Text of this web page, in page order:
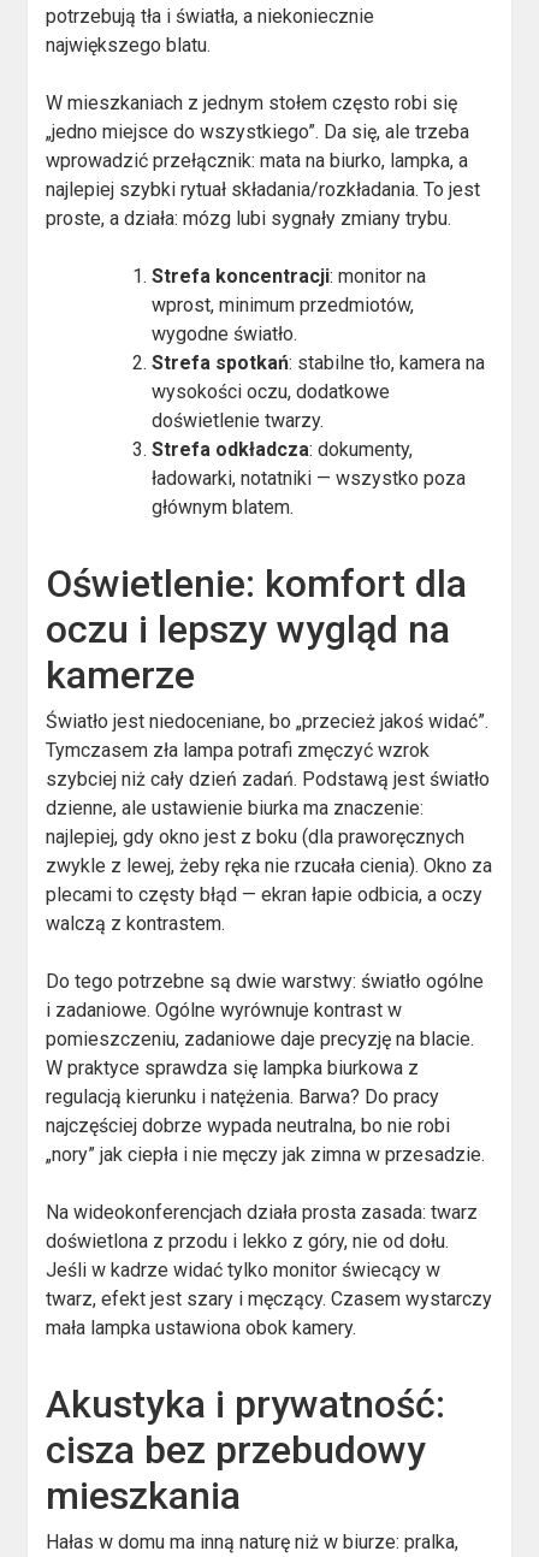
potrzebują tła i światła, a niekoniecznie
największego blatu.
W mieszkaniach z jednym stołem często robi się
„jedno miejsce do wszystkiego”. Da się, ale trzeba
wprowadzić przełącznik: mata na biurko, lampka, a
najlepiej szybki rytuał składania/rozkładania. To jest
proste, a działa: mózg lubi sygnały zmiany trybu.
Strefa koncentracji: monitor na
wprost, minimum przedmiotów,
wygodne światło.
Strefa spotkań: stabilne tło, kamera na
wysokości oczu, dodatkowe
doświetlenie twarzy.
Strefa odkładcza: dokumenty,
ładowarki, notatniki — wszystko poza
głównym blatem.
Oświetlenie: komfort dla
oczu i lepszy wygląd na
kamerze
Światło jest niedoceniane, bo „przecież jakoś widać”.
Tymczasem zła lampa potrafi zmęczyć wzrok
szybciej niż cały dzień zadań. Podstawą jest światło
dzienne, ale ustawienie biurka ma znaczenie:
najlepiej, gdy okno jest z boku (dla praworęcznych
zwykle z lewej, żeby ręka nie rzucała cienia). Okno za
plecami to częsty błąd — ekran łapie odbicia, a oczy
walczą z kontrastem.
Do tego potrzebne są dwie warstwy: światło ogólne
i zadaniowe. Ogólne wyrównuje kontrast w
pomieszczeniu, zadaniowe daje precyzję na blacie.
W praktyce sprawdza się lampka biurkowa z
regulacją kierunku i natężenia. Barwa? Do pracy
najczęściej dobrze wypada neutralna, bo nie robi
„nory” jak ciepła i nie męczy jak zimna w przesadzie.
Na wideokonferencjach działa prosta zasada: twarz
doświetlona z przodu i lekko z góry, nie od dołu.
Jeśli w kadrze widać tylko monitor świecący w
twarz, efekt jest szary i męczący. Czasem wystarczy
mała lampka ustawiona obok kamery.
Akustyka i prywatność:
cisza bez przebudowy
mieszkania
Hałas w domu ma inną naturę niż w biurze: pralka,